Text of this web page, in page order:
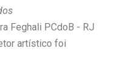
artístico foi